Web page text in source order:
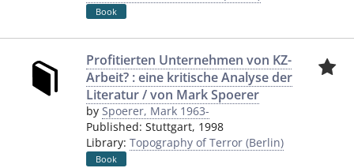
Book
Profitierten Unternehmen von KZ-
Arbeit? : eine kritische Analyse der
Literatur / von Mark Spoerer
by Spoerer, Mark 1963-
Published: Stuttgart, 1998
Library: Topography of Terror (Berlin)
Book